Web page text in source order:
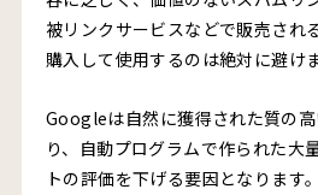
被リンクサービスなどで販売され
購入して使用するのは絶対に避け
Googleは自然に獲得された質の
り、自動プログラムで作られた大
トの評価を下げる要因となります